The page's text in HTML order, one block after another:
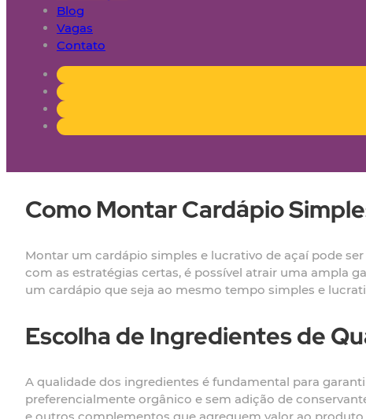
Blog
Vagas
Contato
Como Montar Cardápio
Montar um cardápio simples e lucrativo de açaí pode
com as estratégias certas, é possível atrair uma ampla
um cardápio que seja ao mesmo tempo simples e
Escolha de Ingredientes de
A qualidade dos ingredientes é fundamental para
preferencialmente orgânico e sem adição de
e outros complementos que agreguem valor ao